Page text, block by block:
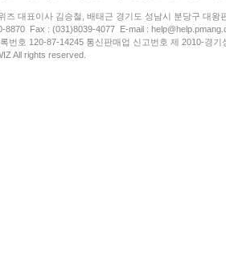
즈 대표이사 김승철, 배태근 경기도 성남시 분당구 대왕
8870 Fax : (031)8039-4077 E-mail :
번호 120-87-14245 통신판매업 신고번호 제 2010-경
All rights reserved.